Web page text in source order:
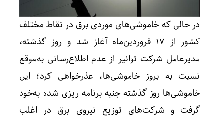
در حالی که خاموشی‌های موردی برق در نقاط مختلف
کشور از 17 فروردین‌ماه آغاز شد و روز گذشته،
مدیرعامل شرکت توانیر از عدم اطلاع‌رسانی به‌موقع
نسبت به بروز خاموشی‌ها، عذرخواهی کرد؛ این
خاموشی‌ها روز گذشته جنبه برنامه ریزی شده به‌خود
گرفت و شرکت‌های توزیع نیروی برق در اغلب